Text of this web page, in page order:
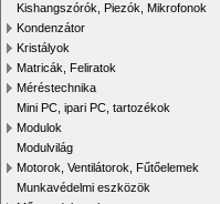
Kishangszórók, Piezók, Mikrofonok
Kondenzátor
Kristályok
Matricák, Feliratok
Méréstechnika
Mini PC, ipari PC, tartozékok
Modulok
Modulvilág
Motorok, Ventilátorok, Fűtőelemek
Munkavédelmi eszközök